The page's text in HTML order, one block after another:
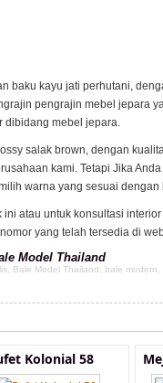
baku kayu jati perhutani,
pengrajin mebel jepara
dibidang mebel jepara.
salak brown, dengan
kami. Tetapi Jika
warna yang sesuai
atau untuk konsultasi
yang telah tersedia di
Model Thailand
Bale Model Thailand bale modern
Kolonial 58